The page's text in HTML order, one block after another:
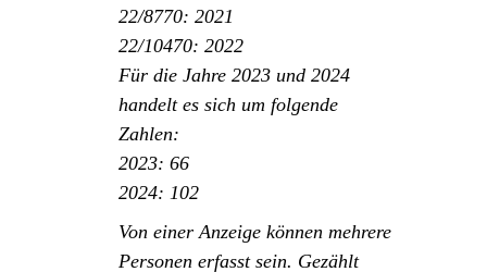
22/8770: 2021
22/10470: 2022
Für die Jahre 2023 und 2024
handelt es sich um folgende
Zahlen:
2023: 66
2024: 102
Von einer Anzeige können mehrere
Personen erfasst sein. Gezählt